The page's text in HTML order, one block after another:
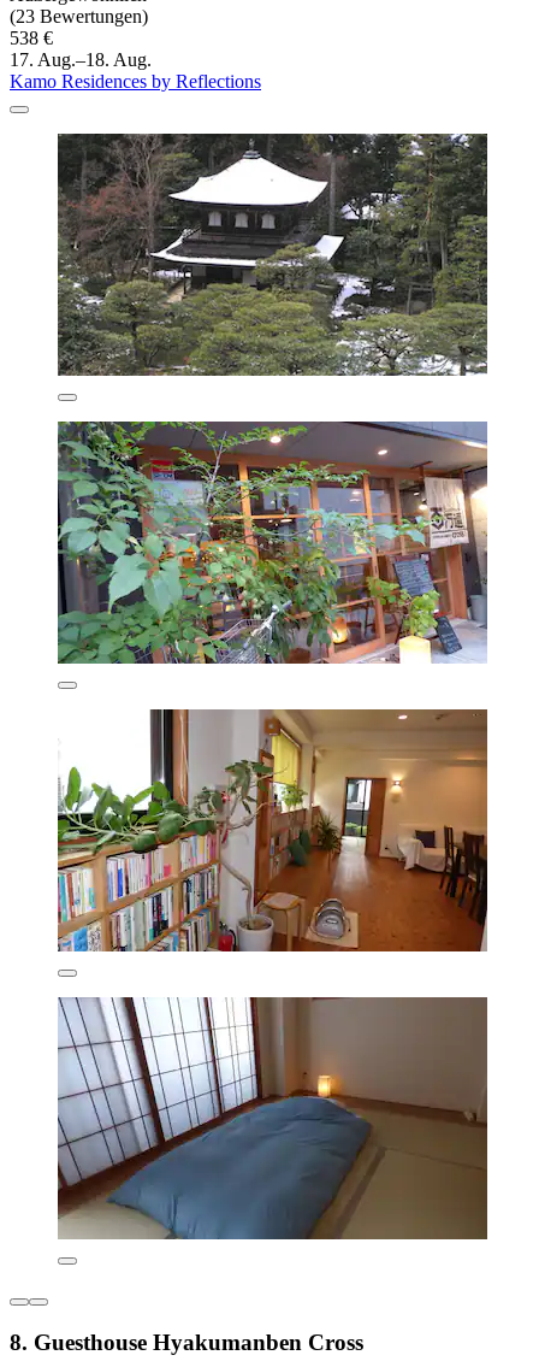
(23 Bewertungen)
538 €
17. Aug.–18. Aug.
Kamo Residences by Reflections
8. Guesthouse Hyakumanben Cross